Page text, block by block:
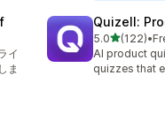
イ
ま
Quizell:
5.05つ星中
(122)
合計レビュー
•
AI product
quizzes that